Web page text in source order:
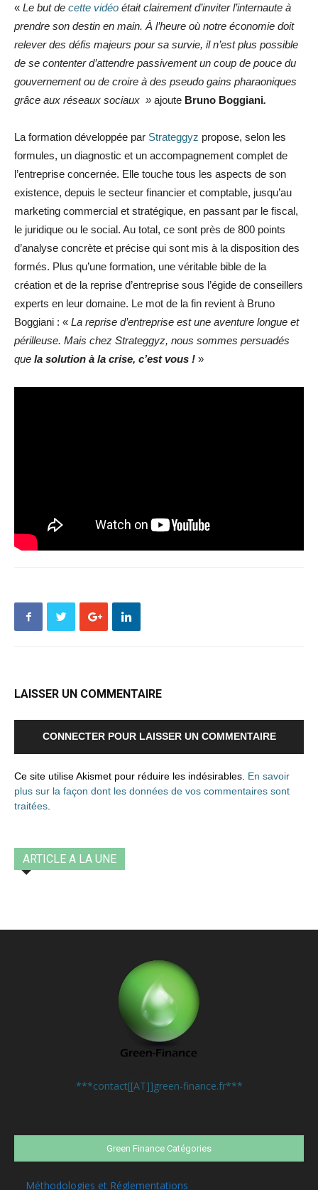
« Le but de cette vidéo était clairement d’inviter l’internaute à
prendre son destin en main. À l’heure où notre économie doit
relever des défis majeurs pour sa survie, il n’est plus possible
de se contenter d’attendre passivement un coup de pouce du
gouvernement ou de croire à des pseudo gains pharaoniques
grâce aux réseaux sociaux » ajoute Bruno Boggiani.
La formation développée par Strateggyz propose, selon les
formules, un diagnostic et un accompagnement complet de
l’entreprise concernée. Elle touche tous les aspects de son
existence, depuis le secteur financier et comptable, jusqu’au
marketing commercial et stratégique, en passant par le fiscal,
le juridique ou le social. Au total, ce sont près de 800 points
d’analyse concrète et précise qui sont mis à la disposition des
formés. Plus qu’une formation, une véritable bible de la
création et de la reprise d’entreprise sous l’égide de conseillers
experts en leur domaine. Le mot de la fin revient à Bruno
Boggiani : « La reprise d’entreprise est une aventure longue et
périlleuse. Mais chez Strateggyz, nous sommes persuadés
que la solution à la crise, c’est vous ! »
LAISSER UN COMMENTAIRE
CONNECTER POUR LAISSER UN COMMENTAIRE
Ce site utilise Akismet pour réduire les indésirables. En savoir
plus sur la façon dont les données de vos commentaires sont
traitées.
ARTICLE A LA UNE
***contact[[AT]]green-finance.fr***
Green Finance Catégories
Méthodologies et Réglementations